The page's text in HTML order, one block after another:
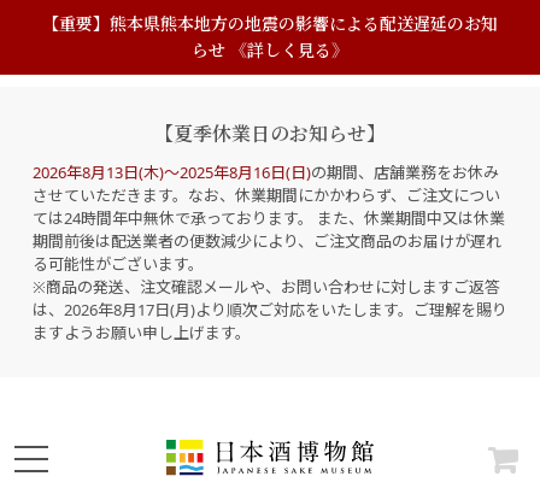
【重要】熊本県熊本地方の地震の影響による配送遅延のお知
らせ 《詳しく見る》
【夏季休業日のお知らせ】
2026年8月13日(木)～2025年8月16日(日)の期間、店舗業務をお休み
させていただきます。なお、休業期間にかかわらず、ご注文につい
ては24時間年中無休で承っております。 また、休業期間中又は休業
期間前後は配送業者の便数減少により、ご注文商品のお届けが遅れ
る可能性がございます。
※商品の発送、注文確認メールや、お問い合わせに対しますご返答
は、2026年8月17日(月)より順次ご対応をいたします。ご理解を賜り
ますようお願い申し上げます。